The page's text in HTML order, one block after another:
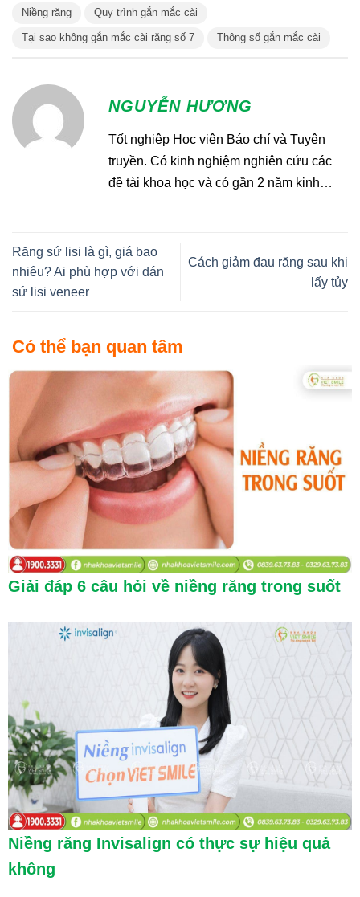
Niềng răng Quy trình gắn mắc cài
Tại sao không gắn mắc cài răng số 7 Thông số gắn mắc cài
NGUYỄN HƯƠNG
Tốt nghiệp Học viện Báo chí và Tuyên
truyền. Có kinh nghiệm nghiên cứu các
đề tài khoa học và có gần 2 năm kinh
SMILE
Răng sứ lisi là gì, giá bao
nhiêu? Ai phù hợp với dán
sứ lisi veneer
Cách giảm đau răng sau khi
lấy tủy
Có thể bạn quan tâm
Giải đáp 6 câu hỏi về niềng răng trong suốt
Niềng răng Invisalign có thực sự hiệu quả
không